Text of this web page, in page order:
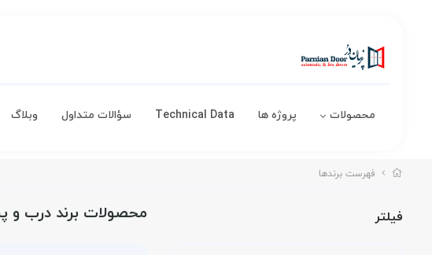
محصولات پروژه ها Technical Data سؤالات متداول وبلاگ
فهرست برندها
فیلتر محصولات برند درب و